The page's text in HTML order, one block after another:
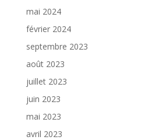
mai 2024
février 2024
septembre 2023
août 2023
juillet 2023
juin 2023
mai 2023
avril 2023